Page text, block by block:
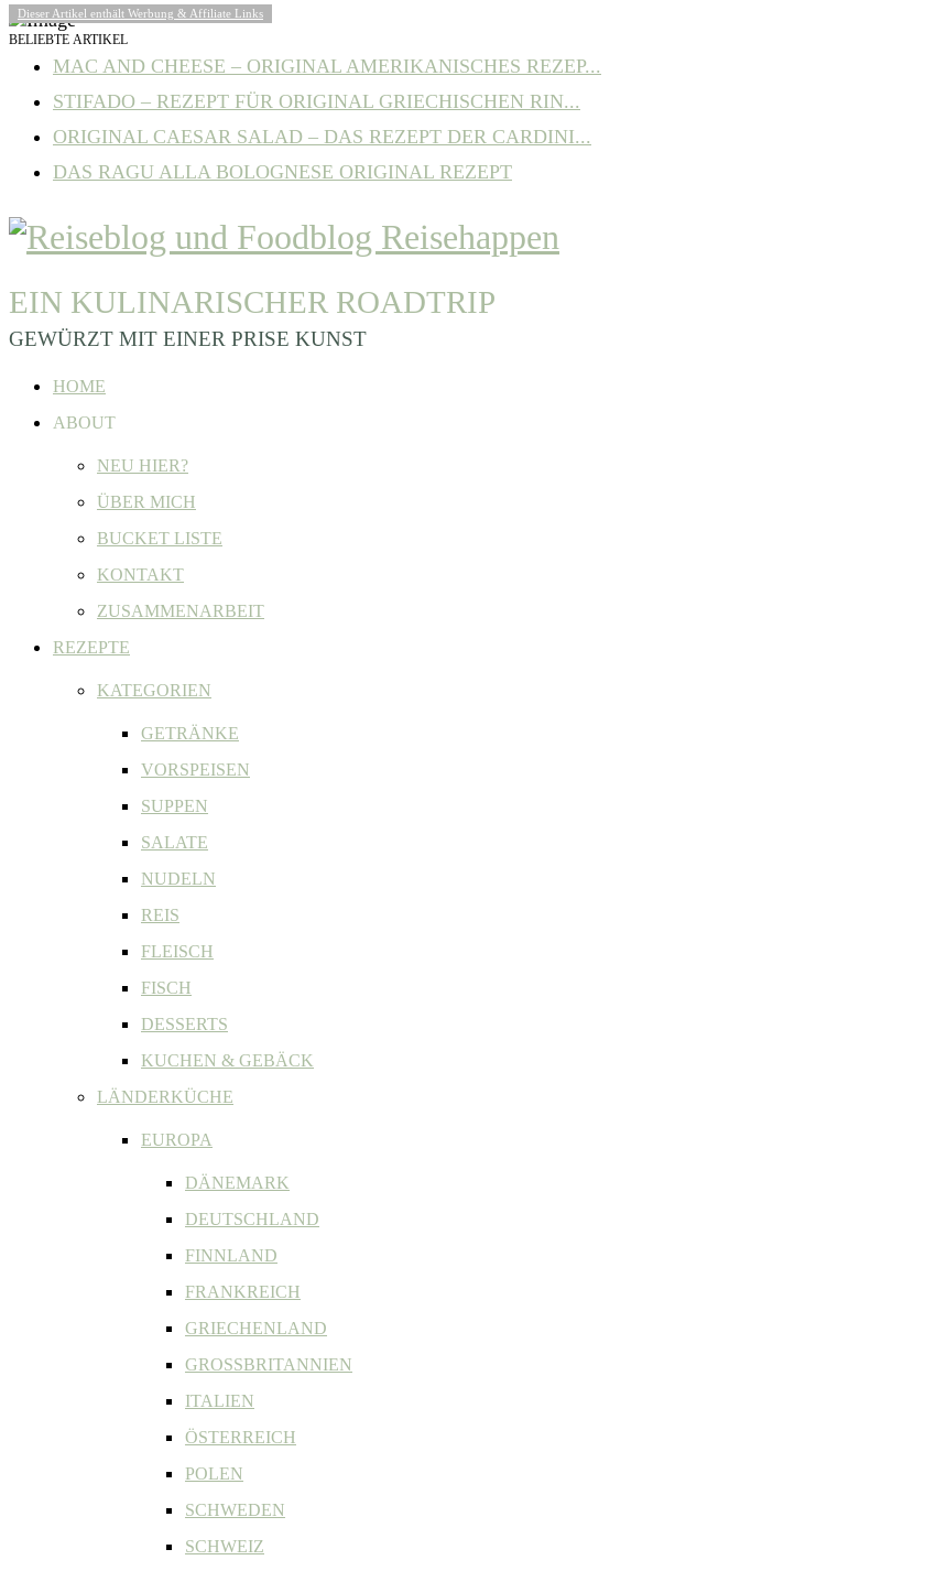
BELIEBTE ARTIKEL
MAC AND CHEESE – ORIGINAL AMERIKANISCHES REZEP...
STIFADO – REZEPT FÜR ORIGINAL GRIECHISCHEN RIN...
ORIGINAL CAESAR SALAD – DAS REZEPT DER CARDINI...
DAS RAGU ALLA BOLOGNESE ORIGINAL REZEPT
EIN KULINARISCHER ROADTRIP
GEWÜRZT MIT EINER PRISE KUNST
HOME
ABOUT
NEU HIER?
ÜBER MICH
BUCKET LISTE
KONTAKT
ZUSAMMENARBEIT
REZEPTE
KATEGORIEN
GETRÄNKE
VORSPEISEN
SUPPEN
SALATE
NUDELN
REIS
FLEISCH
FISCH
DESSERTS
KUCHEN & GEBÄCK
LÄNDERKÜCHE
EUROPA
DÄNEMARK
DEUTSCHLAND
FINNLAND
FRANKREICH
GRIECHENLAND
GROSSBRITANNIEN
ITALIEN
ÖSTERREICH
POLEN
SCHWEDEN
SCHWEIZ
Dieser Artikel enthält Werbung & Affiliate Links